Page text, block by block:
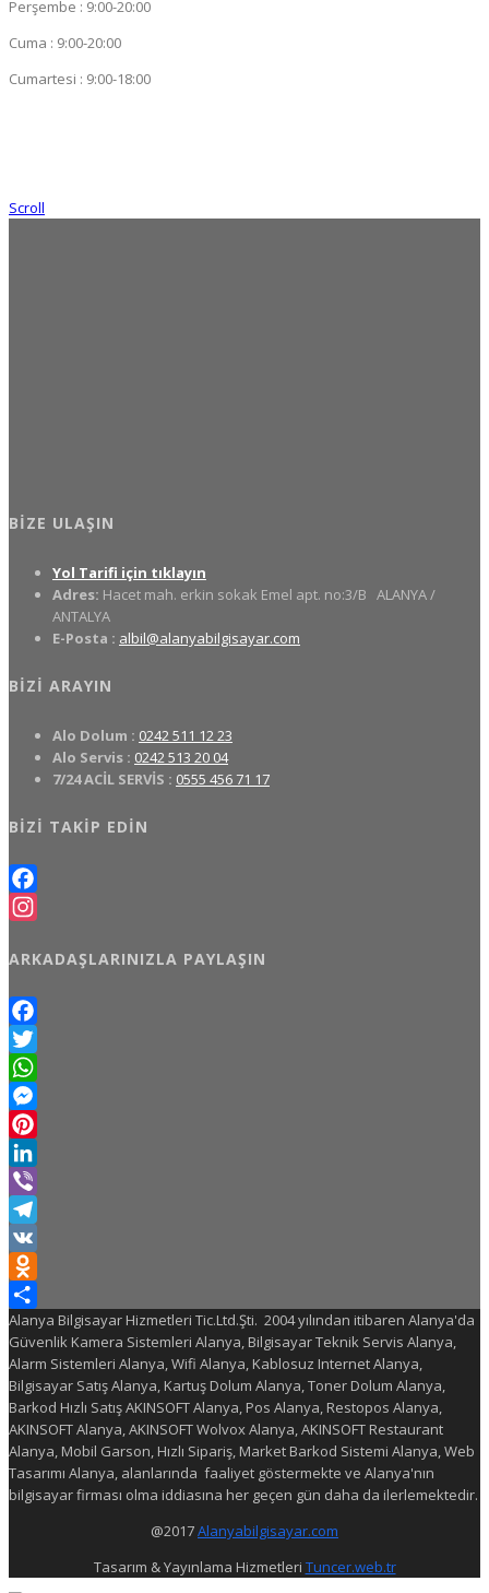
Perşembe : 9:00-20:00
Cuma : 9:00-20:00
Cumartesi : 9:00-18:00
Scroll
BIZE ULAŞIN
Yol Tarifi için tıklayın
Adres: Hacet mah. erkin sokak Emel apt. no:3/B ALANYA /
ANTALYA
E-Posta : albil@alanyabilgisayar.com
BIZI ARAYIN
Alo Dolum : 0242 511 12 23
Alo Servis : 0242 513 20 04
7/24 ACİL SERVİS : 0555 456 71 17
BIZI TAKIP EDIN
Facebook
ARKADAŞLARINIZLA PAYLAŞIN
Facebook
Twitter
WhatsApp
Messenger
Pinterest
LinkedIn
Viber
Telegram
VK
Odnoklassniki
Share
Alanya Bilgisayar Hizmetleri Tic.Ltd.Şti. 2004 yılından itibaren Alanya'da
Güvenlik Kamera Sistemleri Alanya, Bilgisayar Teknik Servis Alanya,
Alarm Sistemleri Alanya, Wifi Alanya, Kablosuz Internet Alanya,
Bilgisayar Satış Alanya, Kartuş Dolum Alanya, Toner Dolum Alanya,
Barkod Hızlı Satış AKINSOFT Alanya, Pos Alanya, Restopos Alanya,
AKINSOFT Alanya, AKINSOFT Wolvox Alanya, AKINSOFT Restaurant
Alanya, Mobil Garson, Hızlı Sipariş, Market Barkod Sistemi Alanya, Web
Tasarımı Alanya, alanlarında faaliyet göstermekte ve Alanya'nın
bilgisayar firması olma iddiasına her geçen gün daha da ilerlemektedir.
@2017Alanyabilgisayar.com
Tasarım & Yayınlama Hizmetleri Tuncer.web.tr